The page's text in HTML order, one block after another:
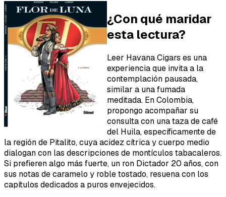
¿Con qué maridar
esta lectura?
Leer Havana Cigars es una
experiencia que invita a la
contemplación pausada,
similar a una fumada
meditada. En Colombia,
propongo acompañar su
consulta con una taza de café
del Huila, específicamente de
la región de Pitalito, cuya acidez cítrica y cuerpo medio
dialogan con las descripciones de montículos tabacaleros.
Si prefieren algo más fuerte, un ron Dictador 20 años, con
sus notas de caramelo y roble tostado, resuena con los
capítulos dedicados a puros envejecidos.